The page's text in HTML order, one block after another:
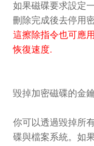
如果磁碟要求設定
刪除完成後去停用
這擦除指令也可應
恢復速度.
毀掉加密磁碟的金
你可以透過毀掉所
碟與檔案系統。如